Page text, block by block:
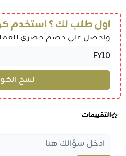
اول طلب لك ؟ استخدم
واحصل على خصم حصري
التقييمات